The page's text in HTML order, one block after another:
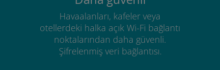
Havaalanları, kafeler veya
otellerdeki halka açık Wi-Fi bağlantı
noktalarından daha güvenli.
Şifrelenmiş veri bağlantısı.